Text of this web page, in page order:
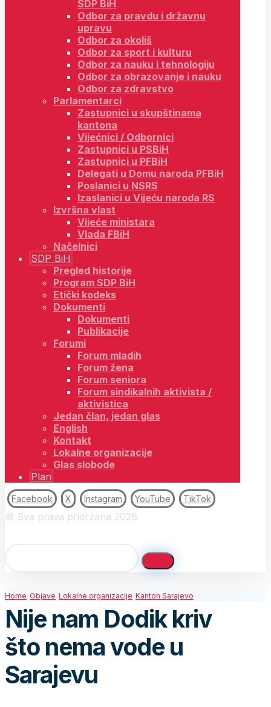
SDP BiH
Odbor za pravdu i državnu
upravu
Odbor za okoliš
Odbor za sport i kulturu
Odbor za nauku i tehnologiju
Odbor za obrazovanje i nauku
Odbor za zdravstvo
Parlamentarci
Zastupnici u skupštinama
kantona
Vijećnici / Odbornici
Zastupnici u PSBiH
Zastupnici u PFBiH
Delegati u Domu naroda PFBiH
Poslanici u NSRS
Izaslanici u Vijeću naroda RS
Izvršna vlast
Vijeće ministara
Vlada FBiH
Načelnici
SDP BiH
Pregled historije
Program SDP BiH
Etički kodeks
Dokumenti
Dokumenti
Publikacije
Forumi
Forum mladih
Forum žena
Forum seniora
Forum sindikalnih aktivista /
aktivistica
Jedan član, jedan glas
English
Kontakt
Lokalne organizacije
Glas slobode
Plan
Facebook X Instagram YouTube TikTok
© Sva prava pridržana 2026
Home Objave Lokalne organizacije Kanton Sarajevo
Nije nam Dodik kriv
što nema vode u
Sarajevu